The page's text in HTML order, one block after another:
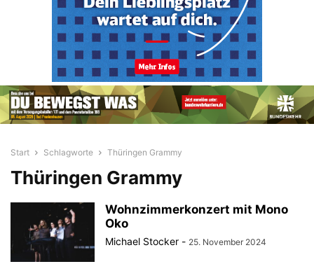
Start Schlagworte Thüringen Grammy
Thüringen Grammy
Wohnzimmerkonzert mit Mono
Oko
Michael Stocker - 25. November 2024